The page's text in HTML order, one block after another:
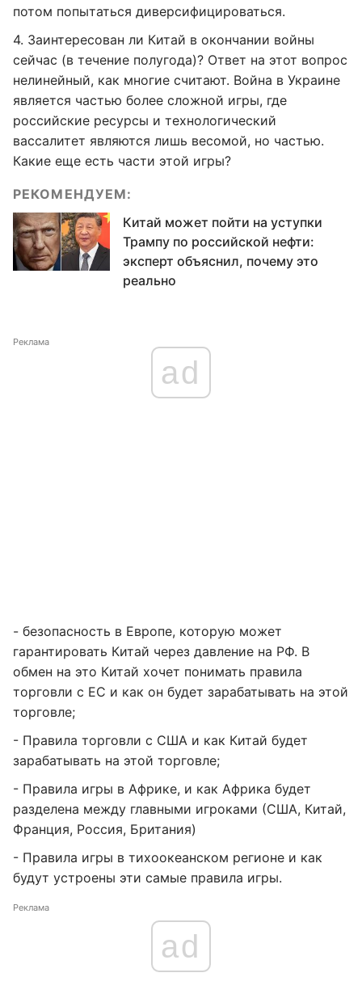
потом попытаться диверсифицироваться.
4. Заинтересован ли Китай в окончании войны
сейчас (в течение полугода)? Ответ на этот вопрос
нелинейный, как многие считают. Война в Украине
является частью более сложной игры, где
российские ресурсы и технологический
вассалитет являются лишь весомой, но частью.
Какие еще есть части этой игры?
РЕКОМЕНДУЕМ:
Китай может пойти на уступки
Трампу по российской нефти:
эксперт объяснил, почему это
реально
Реклама
ad
- безопасность в Европе, которую может
гарантировать Китай через давление на РФ. В
обмен на это Китай хочет понимать правила
торговли с ЕС и как он будет зарабатывать на этой
торговле;
- Правила торговли с США и как Китай будет
зарабатывать на этой торговле;
- Правила игры в Африке, и как Африка будет
разделена между главными игроками (США, Китай,
Франция, Россия, Британия)
- Правила игры в тихоокеанском регионе и как
будут устроены эти самые правила игры.
Реклама
ad